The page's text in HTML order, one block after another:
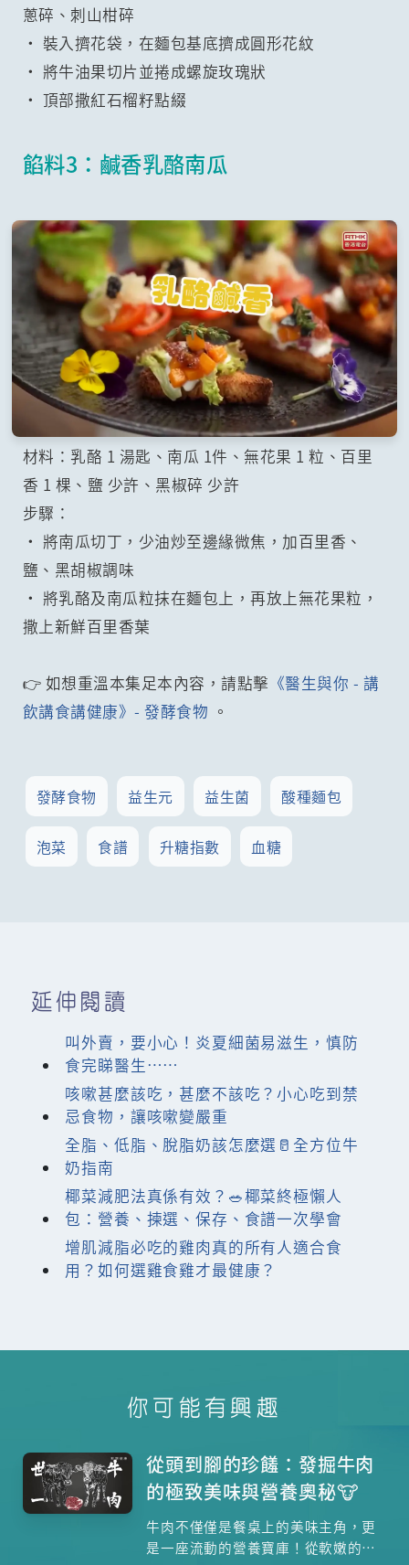
蔥碎、刺山柑碎
• 裝入擠花袋，在麵包基底擠成圓形花紋
• 將牛油果切片並捲成螺旋玫瑰狀
• 頂部撒紅石榴籽點綴
餡料3：鹹香乳酪南瓜
材料：乳酪 1 湯匙、南瓜 1件、無花果 1 粒、百里
香 1 棵、鹽 少許、黑椒碎 少許
步驟：
• 將南瓜切丁，少油炒至邊緣微焦，加百里香、
鹽、黑胡椒調味
• 將乳酪及南瓜粒抹在麵包上，再放上無花果粒，
撒上新鮮百里香葉
👉 如想重溫本集足本內容，請點擊 《醫生與你 - 講
飲講食講健康》- 發酵食物 。
發酵食物 益生元 益生菌 酸種麵包
泡菜 食譜 升糖指數 血糖
延伸閱讀
叫外賣，要小心！炎夏細菌易滋生，慎防
食完睇醫生……
咳嗽甚麼該吃，甚麼不該吃？小心吃到禁
忌食物，讓咳嗽變嚴重
全脂、低脂、脫脂奶該怎麼選🥛全方位牛
奶指南
椰菜減肥法真係有效？🥗椰菜終極懶人
包：營養、揀選、保存、食譜一次學會
增肌減脂必吃的雞肉真的所有人適合食
用？如何選雞食雞才最健康？
你可能有興趣
從頭到腳的珍饈：發掘牛肉
的極致美味與營養奧秘🐮
牛肉不僅僅是餐桌上的美味主角，更
是一座流動的營養寶庫！從軟嫩的牛